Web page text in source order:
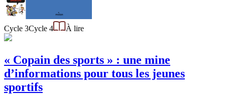
Cycle 3Cycle 4 À lire
« Copain des sports » : une mine
d’informations pour tous les jeunes
sportifs